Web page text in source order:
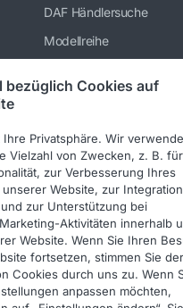
DAF Händlersuche
Modellreihe
Presse und Downloads
Über DAF
Kontakt DAF Trucks
Impressum
Verhaltenskodex
bezüglich Cookies auf
Ihre Privatsphäre. Wir
Vielzahl von Zwecken, z. B.
zur Verbesserung Ihres
Website, zur
zur Unterstützung bei
Aktivitäten innerhalb
Website. Wenn Sie Ihren
fortsetzen, stimmen Sie der
Cookies durch uns zu. Wenn
anpassen möchten,